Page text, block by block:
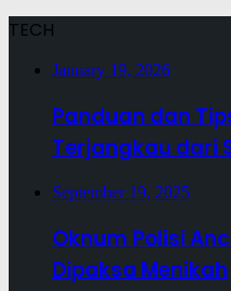
TECH
January 19, 2026
Panduan dan
Terjangkau dari
September 19, 2025
Oknum Polisi
Dipaksa Menikah